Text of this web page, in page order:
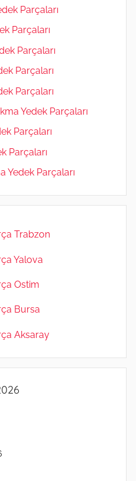
Parçaları
Parçaları
Parçaları
Parçaları
Parçaları
Yedek Parçaları
Parçaları
Parçaları
Yedek Parçaları
Trabzon
Yalova
Ostim
Bursa
Aksaray